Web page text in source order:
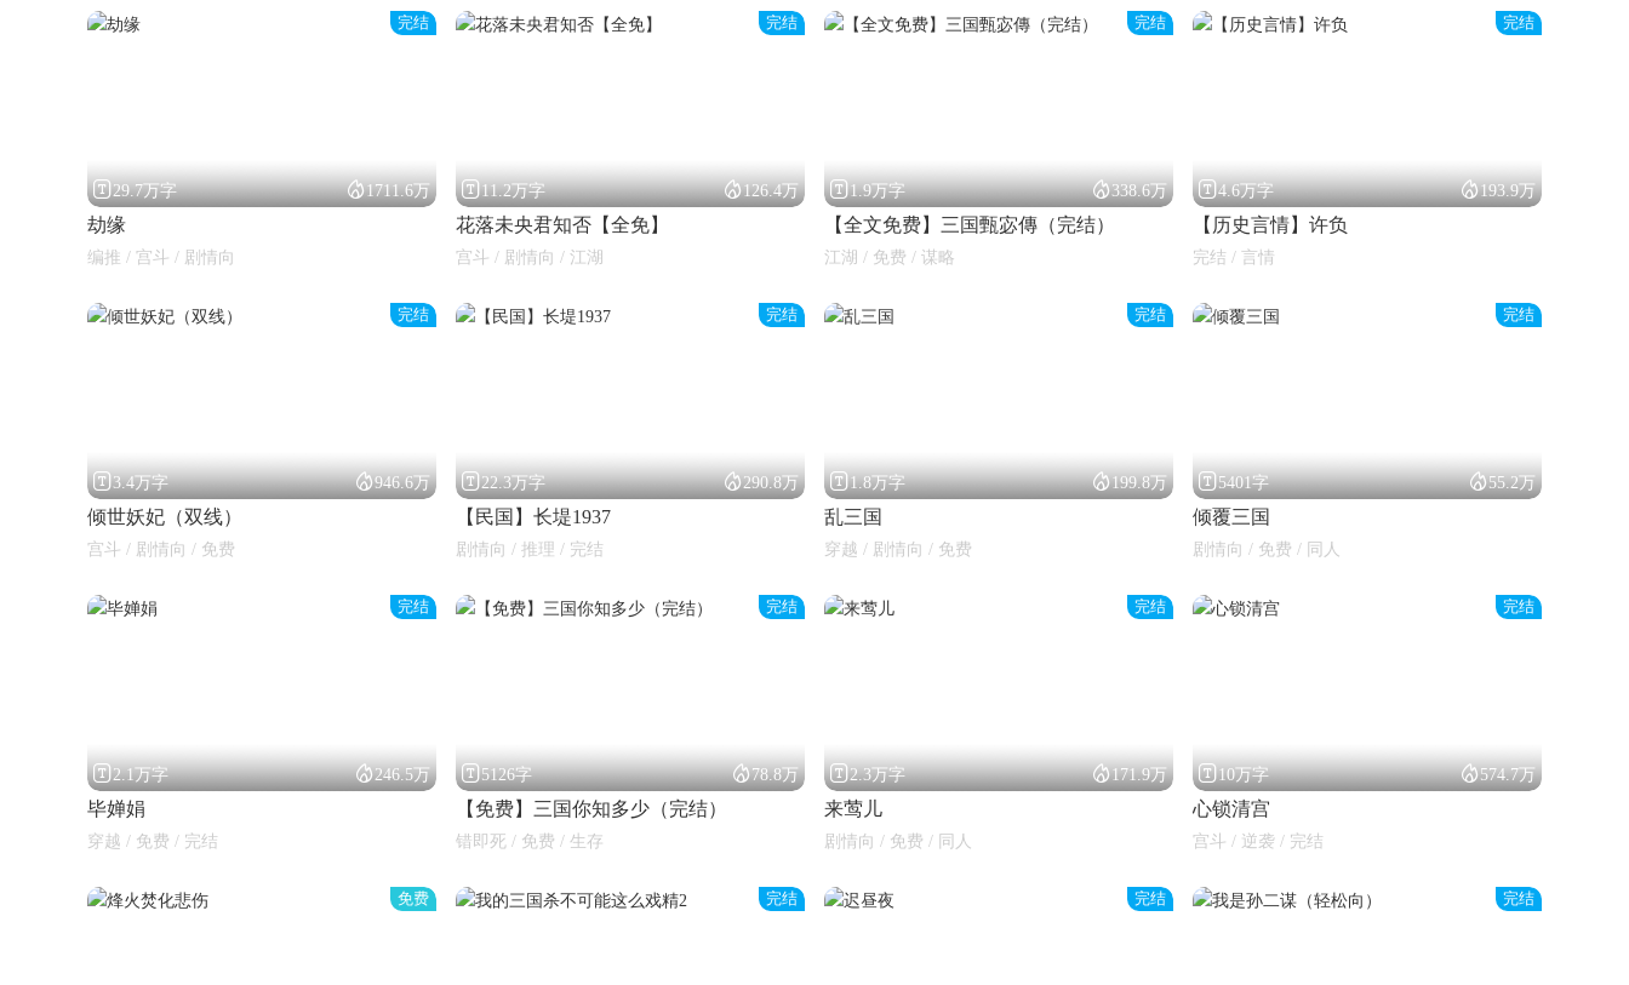
完结
29.7万字 1711.6万
劫缘
编推 / 宫斗 / 剧情向
完结
11.2万字 126.4万
花落未央君知否【全免】
宫斗 / 剧情向 / 江湖
完结
1.9万字 338.6万
【全文免费】三国甄宓傳（完结）
江湖 / 免费 / 谋略
完结
4.6万字 193.9万
【历史言情】许负
完结 / 言情
完结
3.4万字 946.6万
倾世妖妃（双线）
宫斗 / 剧情向 / 免费
完结
22.3万字 290.8万
【民国】长堤1937
剧情向 / 推理 / 完结
完结
1.8万字 199.8万
乱三国
穿越 / 剧情向 / 免费
完结
5401字 55.2万
倾覆三国
剧情向 / 免费 / 同人
完结
2.1万字 246.5万
毕婵娟
穿越 / 免费 / 完结
完结
5126字 78.8万
【免费】三国你知多少（完结）
错即死 / 免费 / 生存
完结
2.3万字 171.9万
来莺儿
剧情向 / 免费 / 同人
完结
10万字 574.7万
心锁清宫
宫斗 / 逆袭 / 完结
免费 完结 完结 完结